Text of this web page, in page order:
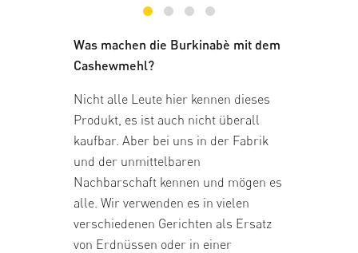
Was machen die Burkinabè mit dem
Cashewmehl?
Nicht alle Leute hier kennen dieses
Produkt, es ist auch nicht überall
kaufbar. Aber bei uns in der Fabrik
und der unmittelbaren
Nachbarschaft kennen und mögen es
alle. Wir verwenden es in vielen
verschiedenen Gerichten als Ersatz
von Erdnüssen oder in einer